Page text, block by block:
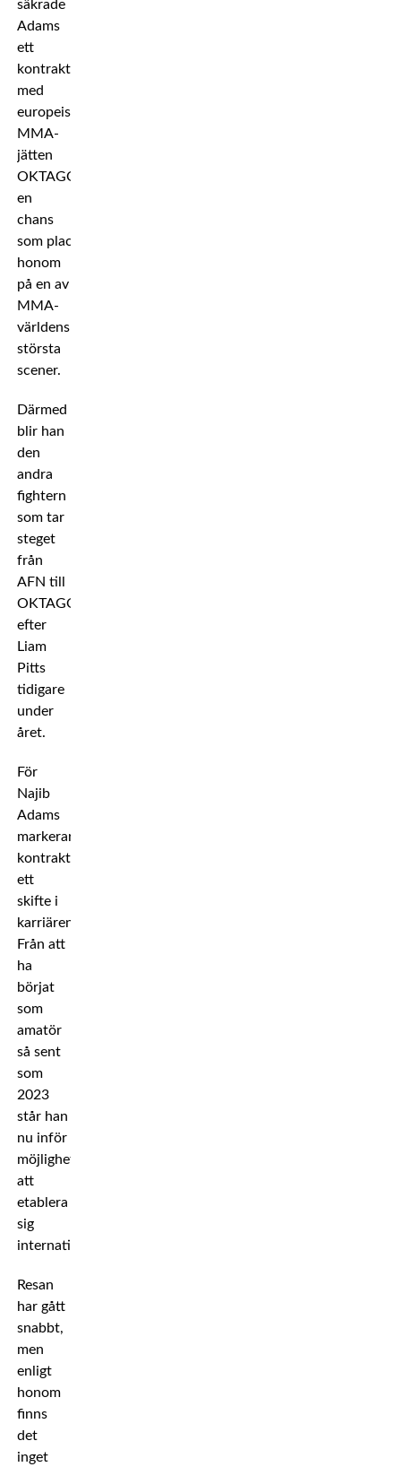
säkrade
Adams
ett
kontrakt
med
europeiska
MMA-
jätten
OKTAGON,
en
chans
som placerar
honom
på en av
MMA-
världens
största
scener.
Därmed
blir han
den
andra
fightern
som tar
steget
från
AFN till
OKTAGON,
efter
Liam
Pitts
tidigare
under
året.
För
Najib
Adams
markerar
kontraktet
ett
skifte i
karriären.
Från att
ha
börjat
som
amatör
så sent
som
2023
står han
nu inför
möjligheten
att
etablera
sig
internationellt.
Resan
har gått
snabbt,
men
enligt
honom
finns
det
inget